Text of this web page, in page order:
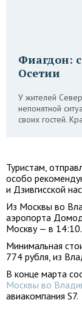
Фиагдон:
Осетии
У жителей
непонятной
своих гостей.
Туристам,
особо
и Дзивгисской
Из Москвы во
аэропорта
Москву — в
Минимальная
774 рубля, из
В конце марта
Москвы во
авиакомпания S7.